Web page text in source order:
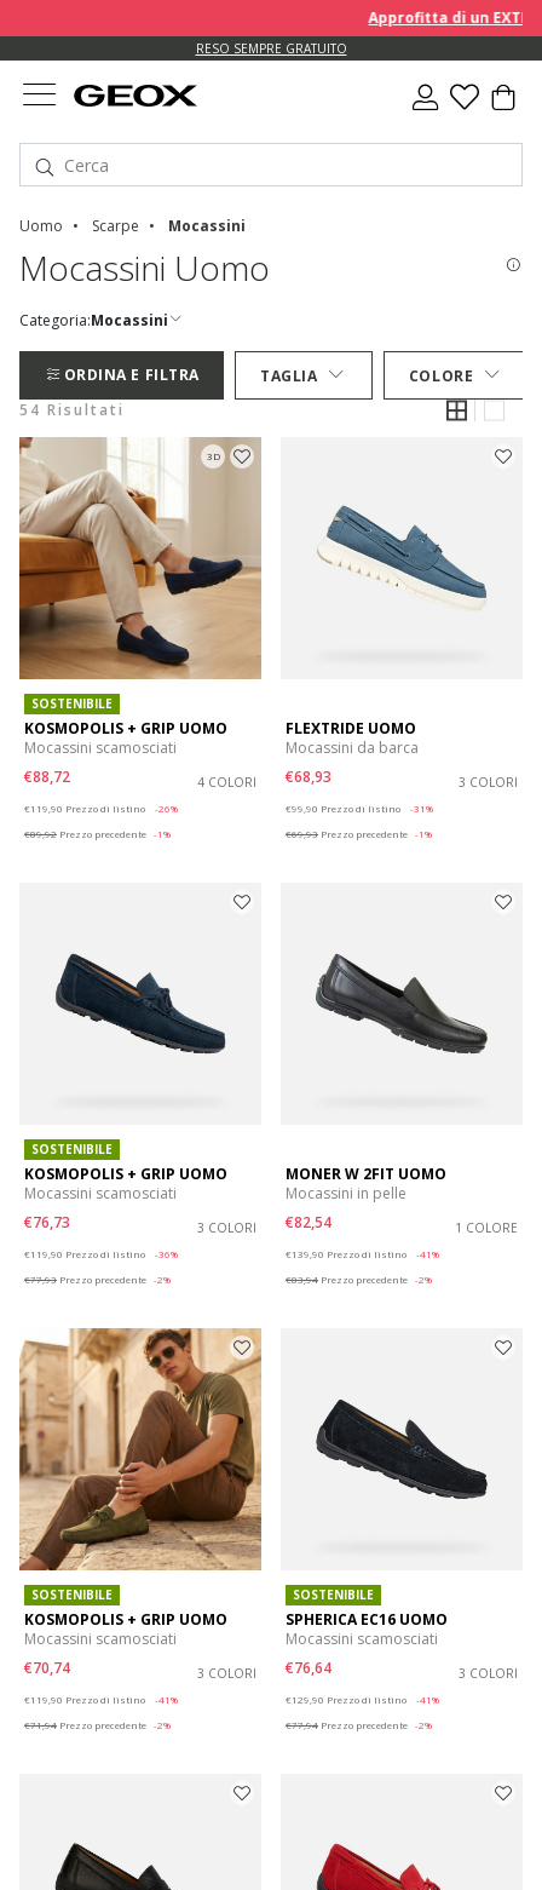
Approfitta di un EXTRA
RESO SEMPRE GRATUITO
Uomo Scarpe Mocassini
Mocassini Uomo
Categoria:Mocassini
ORDINA E FILTRA TAGLIA
COLORE
54 Risultati
3D
SOSTENIBILE
KOSMOPOLIS + GRIP UOMO
Mocassini scamosciati
€88,72
4 COLORI
€119,90 Prezzo di listino
-26%
€89,92 Prezzo precedente -1%
FLEXTRIDE UOMO
Mocassini da barca
€68,93
3 COLORI
€99,90 Prezzo di listino
-31%
€69,93 Prezzo precedente -1%
SOSTENIBILE
KOSMOPOLIS + GRIP UOMO
Mocassini scamosciati
€76,73
3 COLORI
€119,90 Prezzo di listino
-36%
€77,93 Prezzo precedente -2%
MONER W 2FIT UOMO
Mocassini in pelle
€82,54
1 COLORE
€139,90 Prezzo di listino
-41%
€83,94 Prezzo precedente -2%
SOSTENIBILE
KOSMOPOLIS + GRIP UOMO
Mocassini scamosciati
€70,74
3 COLORI
€119,90 Prezzo di listino
-41%
€71,94 Prezzo precedente -2%
SOSTENIBILE
SPHERICA EC16 UOMO
Mocassini scamosciati
€76,64
3 COLORI
€129,90 Prezzo di listino
-41%
€77,94 Prezzo precedente -2%